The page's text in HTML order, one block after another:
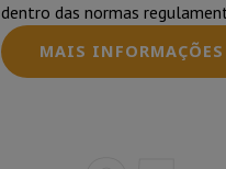
dentro das normas
MAIS INFORMAÇÕES